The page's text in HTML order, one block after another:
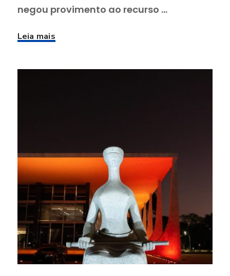
negou provimento ao recurso ...
Leia mais